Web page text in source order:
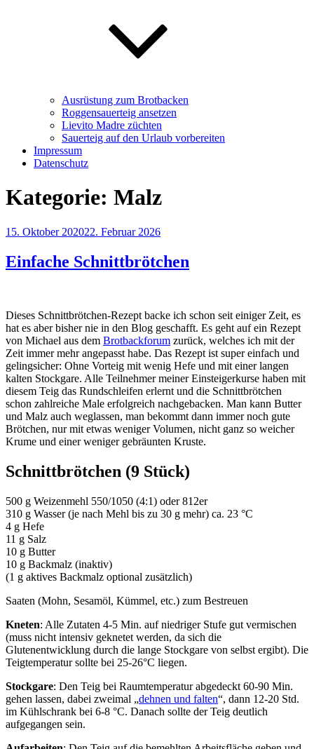
Ausrüstung zum Brotbacken
Roggensauerteig ansetzen
Lievito Madre züchten
Sauerteig auf den Urlaub vorbereiten
Impressum
Datenschutz
Kategorie: Malz
Veröffentlicht
15. Oktober 202022. Februar 2026
Einfache Schnittbrötchen
Dieses Schnittbrötchen-Rezept backe ich schon seit einiger Zeit, es
hat es aber bisher nie in den Blog geschafft. Es geht auf ein Rezept
von Michael aus dem Brotbackforum zurück, welches ich mit der
Zeit immer mehr angepasst habe. Das Rezept ist super einfach und
gelingsicher: Ohne Vorteig mit wenig Hefe und mit einer langen
kalten Stockgare. Alle Teilnehmer meiner Einsteigerkurse haben mit
diesem Teig das Rundschleifen erlernt und die Schnittbrötchen
schon zahlreiche Male erfolgreich nachgebacken. Man kann Butter
und Malz auch weglassen, man bekommt dann immer noch gute
Brötchen, nur mit etwas weniger Volumen, nicht ganz so weicher
Krume und einer weniger gebräunten Kruste.
Schnittbrötchen (9 Stück)
500 g Weizenmehl 550/1050 (4:1) oder 812er
310 g Wasser (je nach Mehl bis zu 30 g mehr) ca. 23 °C
4 g Hefe
11 g Salz
10 g Butter
10 g Backmalz (inaktiv)
(1 g aktives Backmalz optional zusätzlich)
Saaten (Mohn, Sesamöl, Kümmel, etc.) zum Bestreuen
Kneten: Alle Zutaten 4-5 Min. auf niedriger Stufe gut vermischen
(muss nicht intensiv geknetet werden, da sich die
Glutenentwicklung durch die lange Stockgare von selbst ergibt). Die
Teigtemperatur sollte bei 25-26°C liegen.
Stockgare: Den Teig bei Raumtemperatur abgedeckt 60-90 Min.
gehen lassen, dabei zweimal „dehnen und falten“, dann 12-20 Std.
im Kühlschrank bei 6-8 °C. Danach sollte der Teig deutlich
aufgegangen sein.